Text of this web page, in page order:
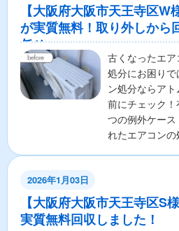
【大阪府大阪市天王寺区
が実質無料！取り外しから
任せ
古くなったエ
処分にお困り
ン処分ならア
前にチェック
つの例外ケー
れたエアコン
2026年1月03日
【大阪府大阪市天王寺区S
実質無料回収しました！